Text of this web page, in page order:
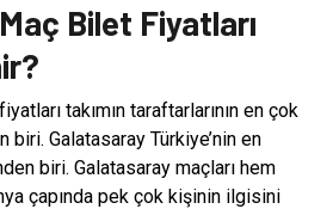
Bilet Fiyatları
takımın taraftarlarının en çok
Galatasaray Türkiye’nin en
biri. Galatasaray maçları hem
çapında pek çok kişinin ilgisini